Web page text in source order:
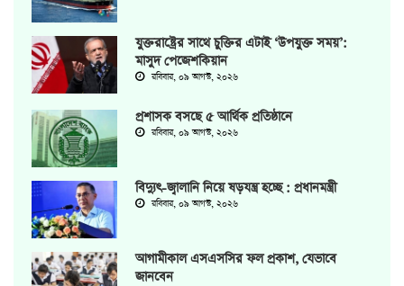
যুক্তরাষ্ট্রের সাথে চুক্তির এটাই ‘উপযুক্ত সময়’:
মাসুদ পেজেশকিয়ান
রবিবার, ০৯ আগস্ট, ২০২৬
প্রশাসক বসছে ৫ আর্থিক প্রতিষ্ঠানে
রবিবার, ০৯ আগস্ট, ২০২৬
বিদ্যুৎ-জ্বালানি নিয়ে ষড়যন্ত্র হচ্ছে : প্রধানমন্ত্রী
রবিবার, ০৯ আগস্ট, ২০২৬
আগামীকাল এসএসসির ফল প্রকাশ, যেভাবে
জানবেন